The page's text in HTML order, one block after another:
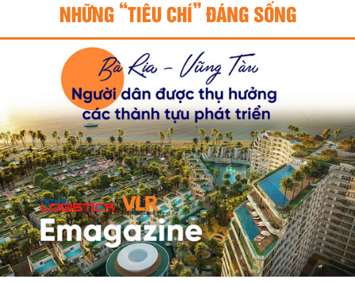
NHỮNG “TIÊU CHÍ” ĐÁNG SỐNG